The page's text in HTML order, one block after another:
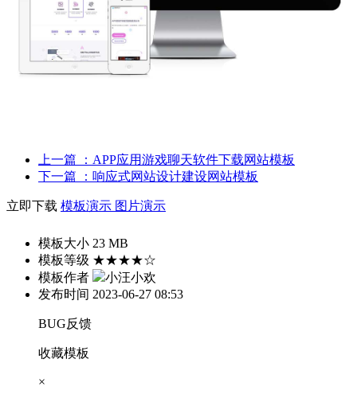
上一篇
：APP应用游戏聊天软件下载网站模板
下一篇
：响应式网站设计建设网站模板
立即下载 模板演示 图片演示
模板大小 23 MB
模板等级 ★★★★☆
模板作者
小汪小欢
发布时间 2023-06-27 08:53
BUG反馈
收藏模板
×